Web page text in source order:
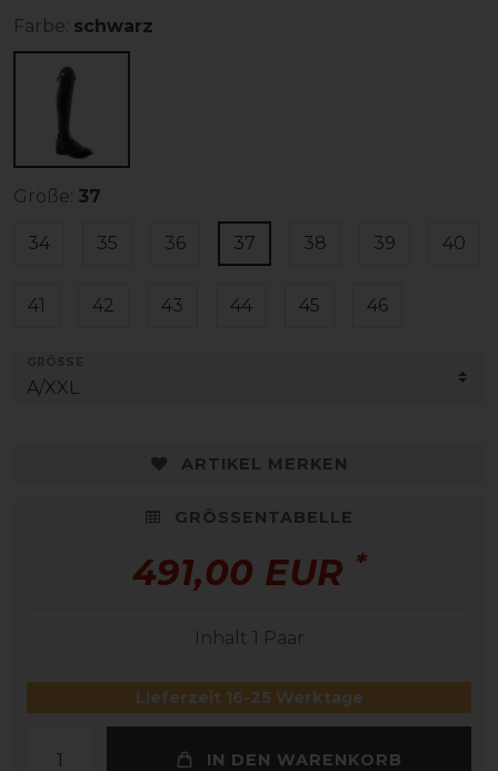
Farbe: schwarz
Größe: 37
34 35 36 37 38 39 40
41 42 43 44 45 46
ARTIKEL MERKEN
GRÖSSENTABELLE
491,00 EUR *
Inhalt 1 Paar
Lieferzeit 16-25 Werktage
IN DEN WARENKORB